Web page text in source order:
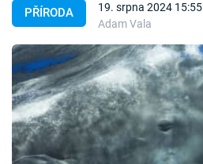
Témata
Témata
Pořady
PŘÍRODA
19. srpna 2024 15:55
Adam Vala